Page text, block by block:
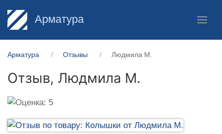
Арматура
Арматура Отзывы Людмила М.
Отзыв, Людмила М.